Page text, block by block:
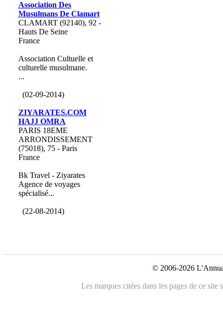
Association Des
Musulmans De Clamart
CLAMART (92140), 92 -
Hauts De Seine
France
Association Cultuelle et
culturelle musulmane.
...
(02-09-2014)
ZIYARATES.COM
HAJJ OMRA
PARIS 18EME
ARRONDISSEMENT
(75018), 75 - Paris
France
Bk Travel - Ziyarates
Agence de voyages
spécialisé...
(22-08-2014)
© 2006-2026
Les marques citées dans les pages de ce